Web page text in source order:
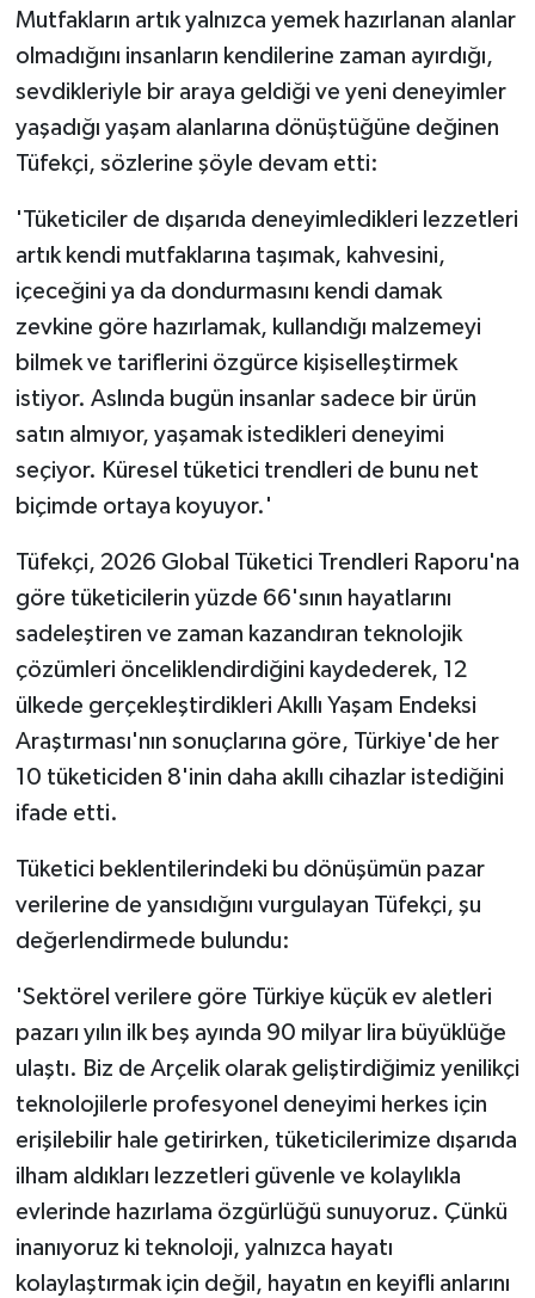
Mutfakların artık yalnızca yemek hazırlanan alanlar
olmadığını insanların kendilerine zaman ayırdığı,
sevdikleriyle bir araya geldiği ve yeni deneyimler
yaşadığı yaşam alanlarına dönüştüğüne değinen
Tüfekçi, sözlerine şöyle devam etti:
'Tüketiciler de dışarıda deneyimledikleri lezzetleri
artık kendi mutfaklarına taşımak, kahvesini,
içeceğini ya da dondurmasını kendi damak
zevkine göre hazırlamak, kullandığı malzemeyi
bilmek ve tariflerini özgürce kişiselleştirmek
istiyor. Aslında bugün insanlar sadece bir ürün
satın almıyor, yaşamak istedikleri deneyimi
seçiyor. Küresel tüketici trendleri de bunu net
biçimde ortaya koyuyor.'
Tüfekçi, 2026 Global Tüketici Trendleri Raporu'na
göre tüketicilerin yüzde 66'sının hayatlarını
sadeleştiren ve zaman kazandıran teknolojik
çözümleri önceliklendirdiğini kaydederek, 12
ülkede gerçekleştirdikleri Akıllı Yaşam Endeksi
Araştırması'nın sonuçlarına göre, Türkiye'de her
10 tüketiciden 8'inin daha akıllı cihazlar istediğini
ifade etti.
Tüketici beklentilerindeki bu dönüşümün pazar
verilerine de yansıdığını vurgulayan Tüfekçi, şu
değerlendirmede bulundu:
'Sektörel verilere göre Türkiye küçük ev aletleri
pazarı yılın ilk beş ayında 90 milyar lira büyüklüğe
ulaştı. Biz de Arçelik olarak geliştirdiğimiz yenilikçi
teknolojilerle profesyonel deneyimi herkes için
erişilebilir hale getirirken, tüketicilerimize dışarıda
ilham aldıkları lezzetleri güvenle ve kolaylıkla
evlerinde hazırlama özgürlüğü sunuyoruz. Çünkü
inanıyoruz ki teknoloji, yalnızca hayatı
kolaylaştırmak için değil, hayatın en keyifli anlarını